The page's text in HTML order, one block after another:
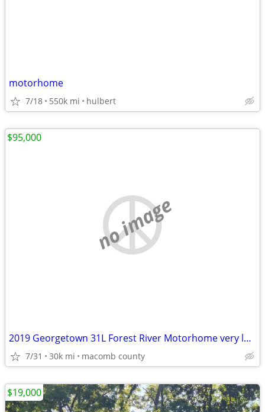
motorhome
7/18 550k mi hulbert
no image
2019 Georgetown 31L Forest River Motorhome very low mileage
7/31 30k mi macomb county
$95,000
$19,000